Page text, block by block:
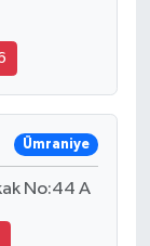
Ümraniye
No:44 A